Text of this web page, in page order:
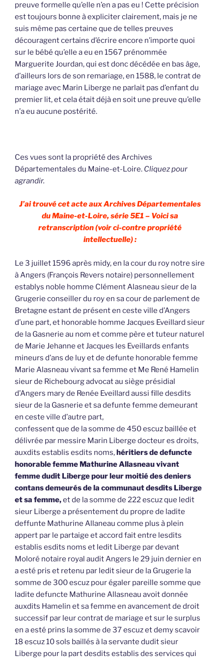
preuve formelle qu’elle n’en a pas eu ! Cette précision
est toujours bonne à expliciter clairement, mais je ne
suis même pas certaine que de telles preuves
découragent certains d’écrire encore n’importe quoi
sur le bébé qu’elle a eu en 1567 prénommée
Marguerite Jourdan, qui est donc décédée en bas âge,
d’ailleurs lors de son remariage, en 1588, le contrat de
mariage avec Marin Liberge ne parlait pas d’enfant du
premier lit, et cela était déjà en soit une preuve qu’elle
n’a eu aucune postérité.
Ces vues sont la propriété des Archives
Départementales du Maine-et-Loire. Cliquez pour
agrandir.
J’ai trouvé cet acte aux Archives Départementales
du Maine-et-Loire, série 5E1 – Voici sa
retranscription (voir ci-contre propriété
intellectuelle) :
Le 3 juillet 1596 après midy, en la cour du roy notre sire
à Angers (François Revers notaire) personnellement
establys noble homme Clément Alasneau sieur de la
Grugerie conseiller du roy en sa cour de parlement de
Bretagne estant de présent en ceste ville d’Angers
d’une part, et honorable homme Jacques Eveillard sieur
de la Gasnerie au nom et comme père et tuteur naturel
de Marie Jehanne et Jacques les Eveillards enfants
mineurs d’ans de luy et de defunte honorable femme
Marie Alasneau vivant sa femme et Me René Hamelin
sieur de Richebourg advocat au siège présidial
d’Angers mary de Renée Eveillard aussi fille desdits
sieur de la Gasnerie et sa defunte femme demeurant
en ceste ville d’autre part,
confessent que de la somme de 450 escuz baillée et
délivrée par messire Marin Liberge docteur es droits,
auxdits establis esdits noms,héritiers de defuncte
honorable femme Mathurine Allasneau vivant
femme dudit Liberge pour leur moitié des deniers
contans demeurés de la communaut desdits Liberge
et sa femme,et de la somme de 222 escuz que ledit
sieur Liberge a présentement du propre de ladite
deffunte Mathurine Allaneau comme plus à plein
appert par le partaige et accord fait entre lesdits
establis esdits noms et ledit Liberge par devant
Moloré notaire royal audit Angers le 29 juin dernier en
a esté pris et retenu par ledit sieur de la Grugerie la
somme de 300 escuz pour égaler pareille somme que
ladite defuncte Mathurine Allasneau avoit donnée
auxdits Hamelin et sa femme en avancement de droit
successif par leur contrat de mariage et sur le surplus
en a esté prins la somme de 37 escuz et demy scavoir
18 escuz 10 sols baillés à la servante dudit sieur
Liberge pour la part desdits establis des services qui